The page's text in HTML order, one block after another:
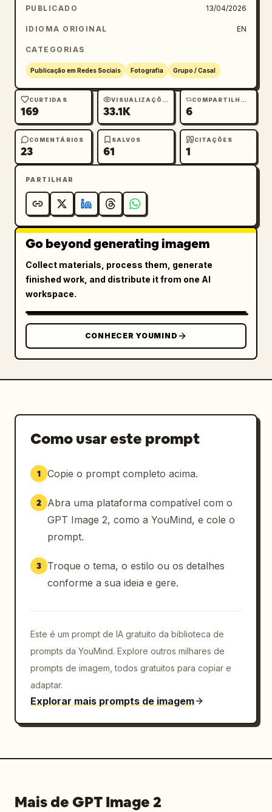
PUBLICADO 13/04/2026
IDIOMA ORIGINAL EN
CATEGORIAS
Publicação em Redes Sociais Fotografia Grupo / Casal
CURTIDAS
169
VISUALIZAÇÕES
33.1K
COMPARTILHAMENTOS
6
COMENTÁRIOS
23
SALVOS
61
CITAÇÕES
1
PARTILHAR
Go beyond generating imagem
Collect materials, process them, generate
finished work, and distribute it from one AI
workspace.
CONHECER YOUMIND
Como usar este prompt
1 Copie o prompt completo acima.
2
Abra uma plataforma compatível com o
GPT Image 2, como a YouMind, e cole o
prompt.
3
Troque o tema, o estilo ou os detalhes
conforme a sua ideia e gere.
Este é um prompt de IA gratuito da biblioteca de
prompts da YouMind. Explore outros milhares de
prompts de imagem, todos gratuitos para copiar e
adaptar.
Explorar mais prompts de imagem
Mais de GPT Image 2